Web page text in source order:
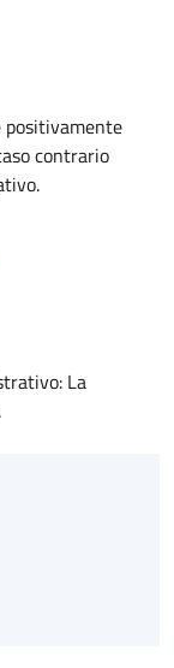
positivamente
contrario
La